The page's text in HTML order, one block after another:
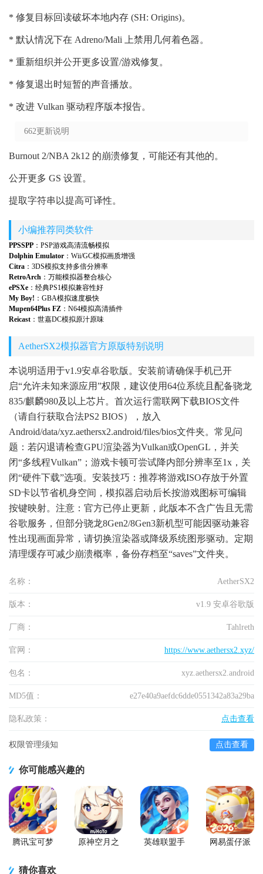
* 修复目标回读破坏本地内存 (SH: Origins)。
* 默认情况下在 Adreno/Mali 上禁用几何着色器。
* 重新组织并公开更多设置/游戏修复。
* 修复退出时短暂的声音播放。
* 改进 Vulkan 驱动程序版本报告。
662更新说明
Burnout 2/NBA 2k12 的崩溃修复，可能还有其他的。
公开更多 GS 设置。
提取字符串以提高可译性。
小编推荐同类软件
PPSSPP ：PSP游戏高清流畅模拟
Dolphin Emulator ：Wii/GC模拟画质增强
Citra ：3DS模拟支持多倍分辨率
RetroArch ：万能模拟器整合核心
ePSXe ：经典PS1模拟兼容性好
My Boy! ：GBA模拟速度极快
Mupen64Plus FZ ：N64模拟高清插件
Reicast ：世嘉DC模拟原汁原味
AetherSX2模拟器官方原版特别说明
本说明适用于v1.9安卓谷歌版。安装前请确保手机已开
启“允许未知来源应用”权限，建议使用64位系统且配备骁龙
835/麒麟980及以上芯片。首次运行需联网下载BIOS文件
（请自行获取合法PS2 BIOS），放入
Android/data/xyz.aethersx2.android/files/bios文件夹。常见问
题：若闪退请检查GPU渲染器为Vulkan或OpenGL，并关
闭“多线程Vulkan”；游戏卡顿可尝试降内部分辨率至1x，关
闭“硬件下载”选项。安装技巧：推荐将游戏ISO存放于外置
SD卡以节省机身空间，模拟器启动后长按游戏图标可编辑
按键映射。注意：官方已停止更新，此版本不含广告且无需
谷歌服务，但部分骁龙8Gen2/8Gen3新机型可能因驱动兼容
性出现画面异常，请切换渲染器或降级系统图形驱动。定期
清理缓存可减少崩溃概率，备份存档至“saves”文件夹。
名称： AetherSX2
版本： v1.9 安卓谷歌版
厂商： Tahlreth
官网： https://www.aethersx2.xyz/
包名： xyz.aethersx2.android
MD5值： e27e40a9aefdc6dde0551342a83a29ba
隐私政策： 点击查看
权限管理须知 点击查看
你可能感兴趣的
腾讯宝可梦
原神空月之
英雄联盟手
网易蛋仔派
猜你喜欢